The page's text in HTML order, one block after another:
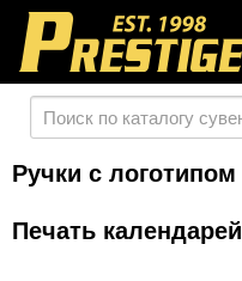
Ручки с логотипом
Печать календарей